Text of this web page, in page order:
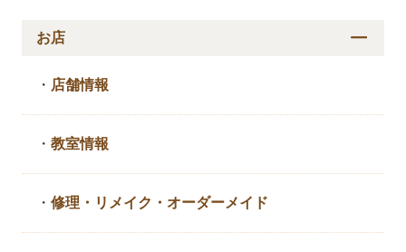
お店
・ 店舗情報
・教室情報
・修理・リメイク・ オーダーメイド